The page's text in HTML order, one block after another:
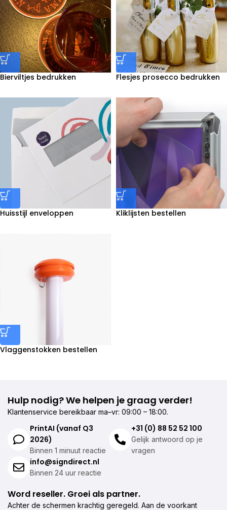
Bierviltjes bedrukken Flesjes prosecco bedrukken
Huisstijl enveloppen
Kliklijsten bestellen
Vlaggenstokken bestellen
Hulp nodig? We helpen je graag verder!
Klantenservice bereikbaar ma–vr: 09:00 – 18:00.
PrintAI (vanaf Q3
2026)
Binnen 1 minuut reactie
+31 (0) 88 52 52 100
Gelijk antwoord op je
vragen
info@signdirect.nl
Binnen 24 uur reactie
Word reseller. Groei als partner.
Achter de schermen krachtig geregeld. Aan de voorkant